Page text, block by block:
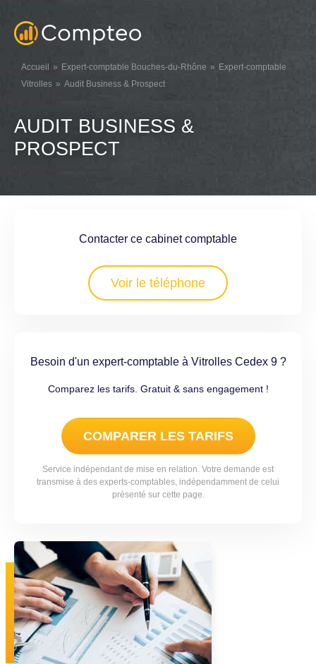
Accueil Expert-comptable Bouches-du-Rhône
Expert-comptable
Vitrolles
Audit Business & Prospect
AUDIT BUSINESS &
PROSPECT
Contacter ce cabinet comptable
Voir le téléphone
Besoin d'un expert-comptable à Vitrolles Cedex 9 ?
Comparez les tarifs. Gratuit & sans engagement !
COMPARER LES TARIFS
Service indépendant de mise en relation. Votre demande est
transmise à des experts-comptables, indépendamment de celui
présenté sur cette page.